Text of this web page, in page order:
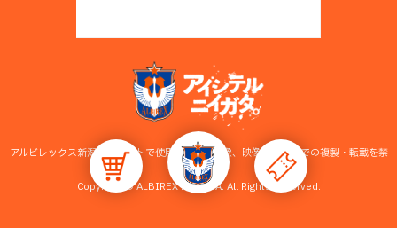
アルビレックス新潟公式サイトで使用している画像、映像等の無断での複製・転載を禁
止します。
Copyright © ALBIREX NIIGATA. All Rights Reserved.